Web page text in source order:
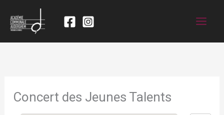
Concert des Jeunes Talents